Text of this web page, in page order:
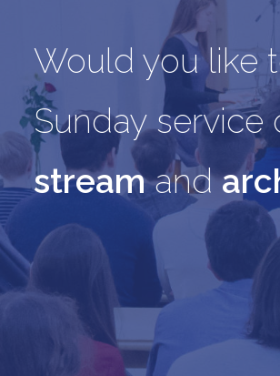
Would you like
Sunday
streamand